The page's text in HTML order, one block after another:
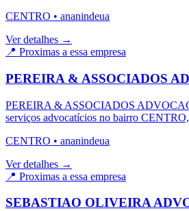
CENTRO • ananindeua
Ver detalhes →
📍 Proximas a essa empresa
PEREIRA & ASSOCIADOS
PEREIRA & ASSOCIADOS
serviços advocatícios no bairro
CENTRO • ananindeua
Ver detalhes →
📍 Proximas a essa empresa
SEBASTIAO OLIVEIRA